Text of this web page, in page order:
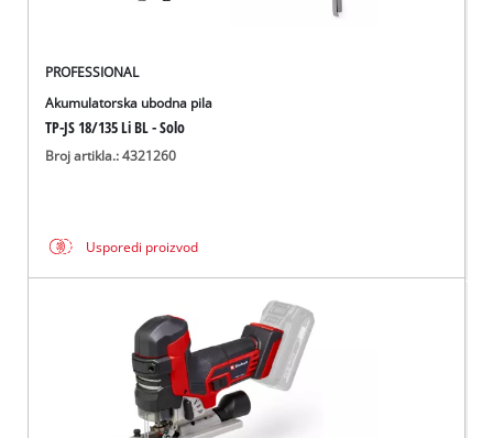
PROFESSIONAL
Akumulatorska ubodna pila
TP-JS 18/135 Li BL - Solo
Broj artikla.: 4321260
Usporedi proizvod